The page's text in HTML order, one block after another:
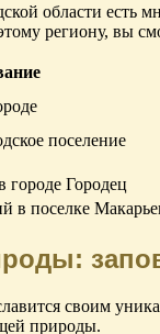
области есть
региону, вы
поселение
городе Городец
в поселке
своим
природы.